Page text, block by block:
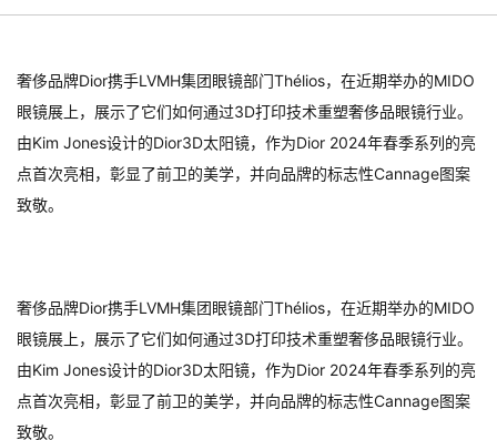
奢侈品牌Dior携手LVMH集团眼镜部门Thélios，在近期举办的MIDO
眼镜展上，展示了它们如何通过3D打印技术重塑奢侈品眼镜行业。
由Kim Jones设计的Dior3D太阳镜，作为Dior 2024年春季系列的亮
点首次亮相，彰显了前卫的美学，并向品牌的标志性Cannage图案
致敬。
奢侈品牌Dior携手LVMH集团眼镜部门Thélios，在近期举办的MIDO
眼镜展上，展示了它们如何通过3D打印技术重塑奢侈品眼镜行业。
由Kim Jones设计的Dior3D太阳镜，作为Dior 2024年春季系列的亮
点首次亮相，彰显了前卫的美学，并向品牌的标志性Cannage图案
致敬。